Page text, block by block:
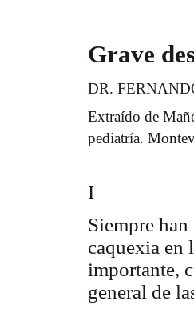
Grave
DR.
Extraído de
pediatría.
I
Siempre
caquexia en
importante,
general de